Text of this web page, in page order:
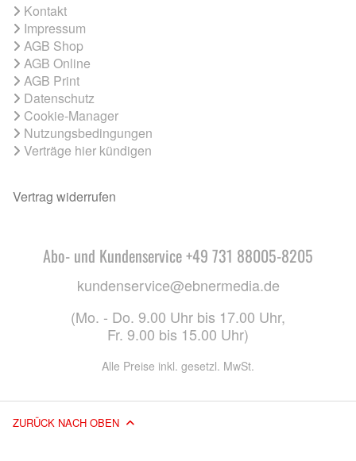
Kontakt
Impressum
AGB Shop
AGB Online
AGB Print
Datenschutz
Cookie-Manager
Nutzungsbedingungen
Verträge hier kündigen
Vertrag widerrufen
Abo- und Kundenservice +49 731 88005-8205
kundenservice@ebnermedia.de
(Mo. - Do. 9.00 Uhr bis 17.00 Uhr,
Fr. 9.00 bis 15.00 Uhr)
Alle Preise inkl. gesetzl. MwSt.
ZURÜCK NACH OBEN